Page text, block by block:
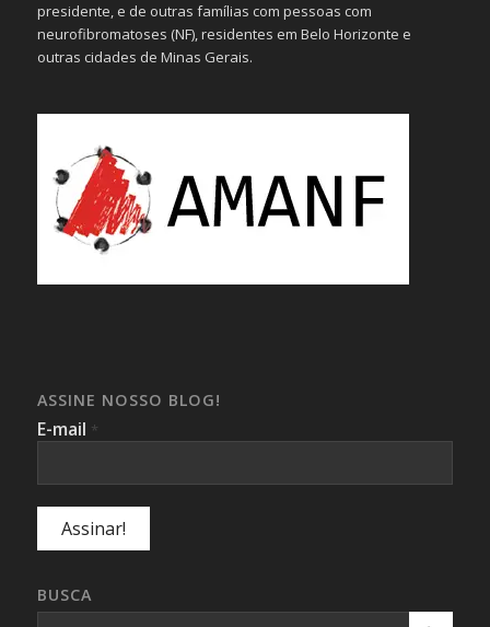
presidente, e de outras famílias com pessoas com
neurofibromatoses (NF), residentes em Belo Horizonte e
outras cidades de Minas Gerais.
ASSINE NOSSO BLOG!
E-mail *
BUSCA